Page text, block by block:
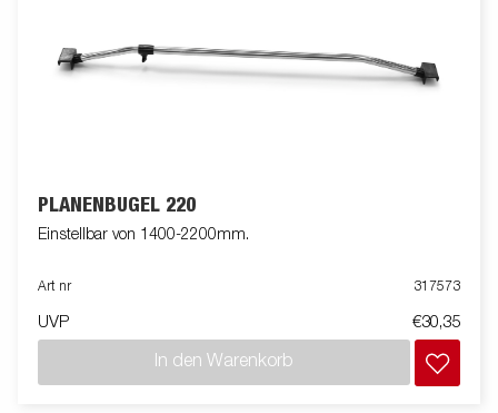
PLANENBÜGEL 220
Einstellbar von 1400-2200mm.
Art nr 317573
UVP €30,35
In den Warenkorb